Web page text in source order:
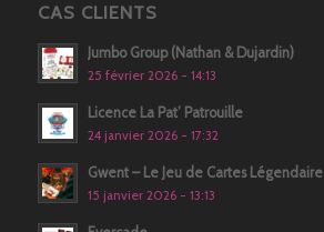
CAS CLIENTS
Jumbo Group (Nathan & Dujardin)
25 février 2026 - 14:13
Licence La Pat’ Patrouille
24 janvier 2026 - 17:32
Gwent – Le Jeu de Cartes Légendaire
15 janvier 2026 - 13:13